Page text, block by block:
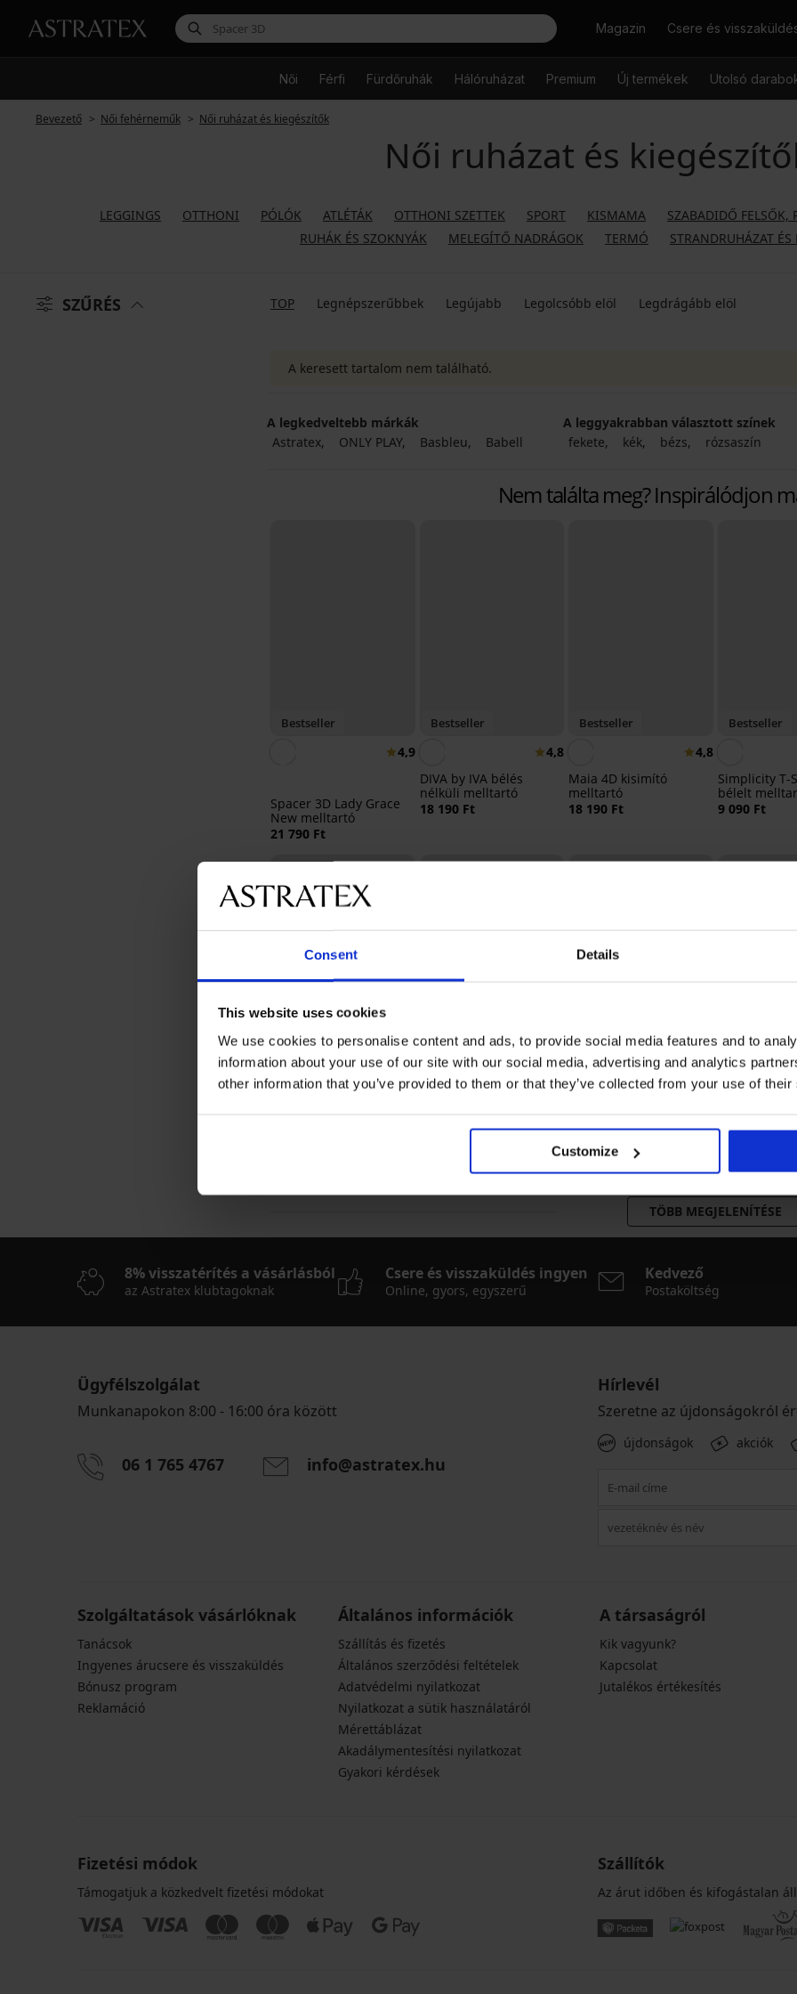
Consent Details
This website uses cookies
We use cookies to personalise content and ads, to provide social media features and to
information about your use of our site with our social media, advertising and analytics
other information that you’ve provided to them or that they’ve collected from your use of
Customize
KeresésMagazin Csere és
Női Férfi Fürdőruhák Hálóruházat Premium Új termékek Utolsó
Bevezető Női fehérneműk Női ruházat és kiegészítők
Női ruházat és
LEGGINGS OTTHONI PÓLÓK ATLÉTÁK OTTHONI SZETTEK SPORT KISMAMA SZABADIDŐ FELSŐK,
RUHÁK ÉS SZOKNYÁK
MELEGÍTŐ NADRÁGOK TERMÓ STRANDRUHÁZAT
SZŰRÉS TOP Legnépszerűbbek Legújabb Legolcsóbb elöl Legdrágább elöl
A keresett tartalom nem található.
A legkedveltebb márkák
Astratex
ONLY PLAY Basbleu Babell
A leggyakrabban választott színek
fekete
kék bézs rózsaszín
Nem találta meg? Inspirálódjon
Bestseller
4,9
Spacer 3D Lady Grace
New melltartó
21 790 Ft
Bestseller
4,8
DIVA by IVA bélés
nélküli melltartó
18 190 Ft
Bestseller
4,8
Maia 4D kisimító
melltartó
18 190 Ft
Bestseller
Simplicity T-
bélelt
9 090 Ft
-20% BRA20
4,9
Elvira bélés nélküli
3+1 INGYEN
Bestseller
5
magasderekú klasszikus
3+1 INGYEN
Bestseller
4,7
bugyi
9 090 Ft
-20% BRA20
Spacer
Mesh II
TÖBB MEGJELENÍTÉSE
8% visszatérítés a vásárlásból
az Astratex klubtagoknak
Csere és visszaküldés ingyen
Online, gyors, egyszerű
Kedvező
Postaköltség
Ügyfélszolgálat
Munkanapokon 8:00 - 16:00 óra között
06 1 765 4767 info@astratex.hu
Hírlevél
Szeretne az újdonságokról
újdonságok akciók
Szolgáltatások vásárlóknak
Tanácsok
Ingyenes árucsere és visszaküldés
Bónusz program
Reklamáció
Általános információk
Szállítás és fizetés
Általános szerződési feltételek
Adatvédelmi nyilatkozat
Nyilatkozat a sütik használatáról
Mérettáblázat
Akadálymentesítési nyilatkozat
Gyakori kérdések
A társaságról
Kik vagyunk?
Kapcsolat
Jutalékos értékesítés
Fizetési módok
Támogatjuk a közkedvelt fizetési módokat
Szállítók
Az árut időben és kifogástalan